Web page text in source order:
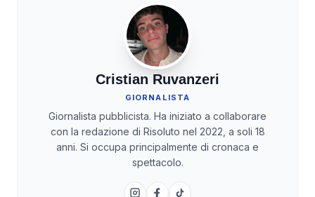
Cristian Ruvanzeri
GIORNALISTA
Giornalista pubblicista. Ha iniziato a collaborare
con la redazione di Risoluto nel 2022, a soli 18
anni. Si occupa principalmente di cronaca e
spettacolo.